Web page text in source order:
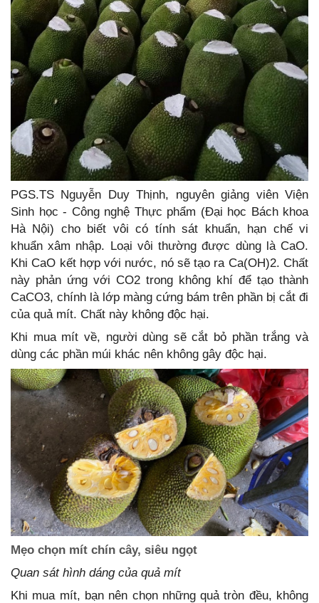
PGS.TS Nguyễn Duy Thịnh, nguyên giảng viên Viện
Sinh học - Công nghệ Thực phẩm (Đại học Bách khoa
Hà Nội) cho biết vôi có tính sát khuẩn, hạn chế vi
khuẩn xâm nhập. Loại vôi thường được dùng là CaO.
Khi CaO kết hợp với nước, nó sẽ tạo ra Ca(OH)2. Chất
này phản ứng với CO2 trong không khí để tạo thành
CaCO3, chính là lớp màng cứng bám trên phần bị cắt đi
của quả mít. Chất này không độc hại.
Khi mua mít về, người dùng sẽ cắt bỏ phần trắng và
dùng các phần múi khác nên không gây độc hại.
Mẹo chọn mít chín cây, siêu ngọt
Quan sát hình dáng của quả mít
Khi mua mít, bạn nên chọn những quả tròn đều, không